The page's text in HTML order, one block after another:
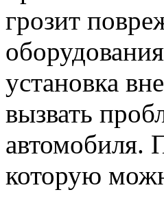
грозит
установка
вызвать
автомобиля.
которую